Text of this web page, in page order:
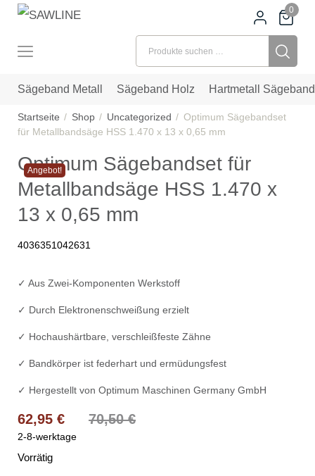
0
Suchen nach:
Sägeband Metall Sägeband Holz Hartmetall Sägeband
Startseite Shop Uncategorized
Optimum Sägebandset
für Metallbandsäge HSS 1.470 x 13 x 0,65 mm
Optimum Sägebandset für
Metallbandsäge HSS 1.470 x
13 x 0,65 mm
4036351042631
Angebot!
✓ Aus Zwei-Komponenten Werkstoff
✓ Durch Elektronenschweißung erzielt
✓ Hochaushärtbare, verschleißfeste Zähne
✓ Bandkörper ist federhart und ermüdungsfest
✓ Hergestellt von Optimum Maschinen Germany GmbH
70,50€
Ursprünglicher Preis war: 70,50 €
62,95 €
Aktueller Preis ist: 62,95 €.
2-8-werktage
Vorrätig